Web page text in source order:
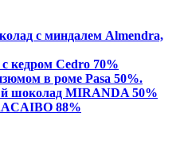
с миндалем Almendra,
кедром Cedro 70%
в роме Pasa 50%.
шоколад MIRANDA 50%
88%